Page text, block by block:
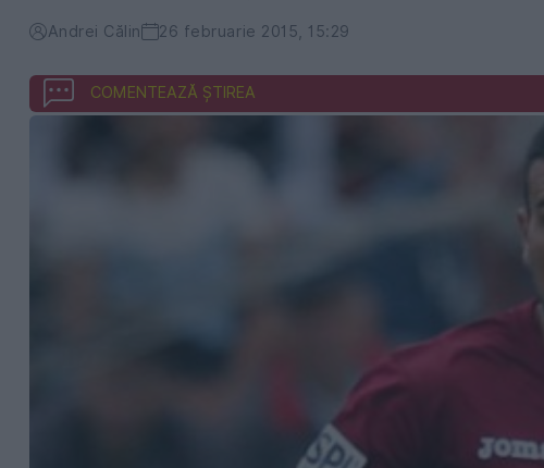
Andrei Călin 26 februarie 2015, 15:29
COMENTEAZĂ ȘTIREA